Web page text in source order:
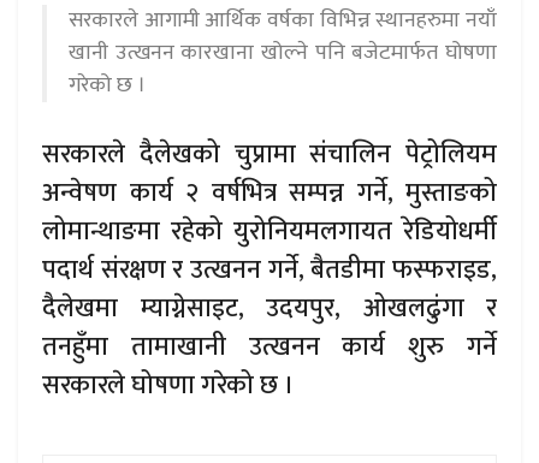
सरकारले आगामी आर्थिक वर्षका विभिन्न स्थानहरुमा नयाँ
खानी उत्खनन कारखाना खोल्ने पनि बजेटमार्फत घोषणा
गरेको छ ।
सरकारले दैलेखको चुप्रामा संचालिन पेट्रोलियम
अन्वेषण कार्य २ वर्षभित्र सम्पन्न गर्ने, मुस्ताङको
लोमान्थाङमा रहेको युरोनियमलगायत रेडियोधर्मी
पदार्थ संरक्षण र उत्खनन गर्ने, बैतडीमा फस्फराइड,
दैलेखमा म्याग्नेसाइट, उदयपुर, ओखलढुंगा र
तनहुँमा तामाखानी उत्खनन कार्य शुरु गर्ने
सरकारले घोषणा गरेको छ ।